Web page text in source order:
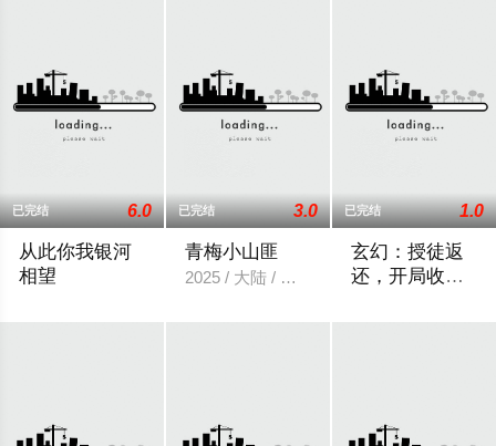
已完结 6.0
从此你我银河
相望
已完结 3.0
青梅小山匪
2025 / 大陆 / 短剧
已完结 1.0
玄幻：授徒返
还，开局收服